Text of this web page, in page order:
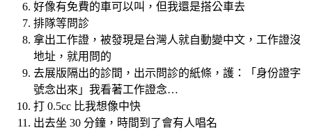
好像有免費的車可以叫，但我還是搭公車去
排隊等問診
拿出工作證，被發現是台灣人就自動變中文，工作證沒
地址，就用問的
去展版隔出的診間，出示問診的紙條，護：「身份證字
號念出來」我看著工作證念…
打 0.5cc 比我想像中快
出去坐 30 分鐘，時間到了會有人唱名